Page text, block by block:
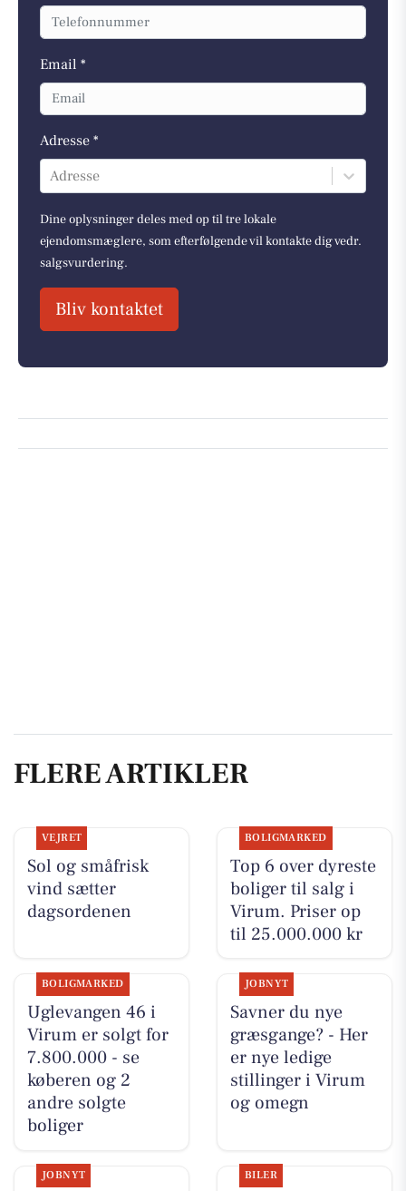
Email *
Adresse *
Adresse
Dine oplysninger deles med op til tre lokale
ejendomsmæglere, som efterfølgende vil kontakte dig vedr.
salgsvurdering.
Bliv kontaktet
FLERE ARTIKLER
VEJRET
Sol og småfrisk
vind sætter
dagsordenen
BOLIGMARKED
Top 6 over dyreste
boliger til salg i
Virum. Priser op
til 25.000.000 kr
BOLIGMARKED
Uglevangen 46 i
Virum er solgt for
7.800.000 - se
køberen og 2
andre solgte
boliger
JOBNYT
Savner du nye
græsgange? - Her
er nye ledige
stillinger i Virum
og omegn
JOBNYT BILER